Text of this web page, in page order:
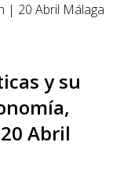
| 20 Abril Málaga
y su
Abril